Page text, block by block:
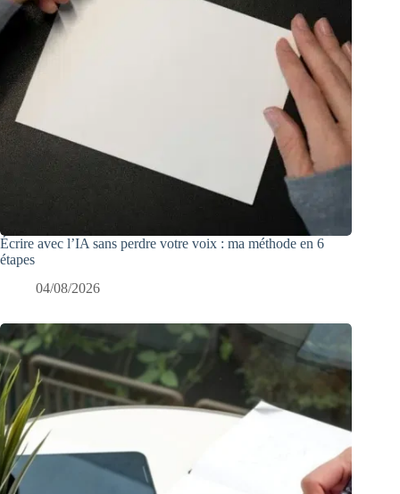
Écrire avec l’IA sans perdre votre voix : ma méthode en 6
étapes
04/08/2026